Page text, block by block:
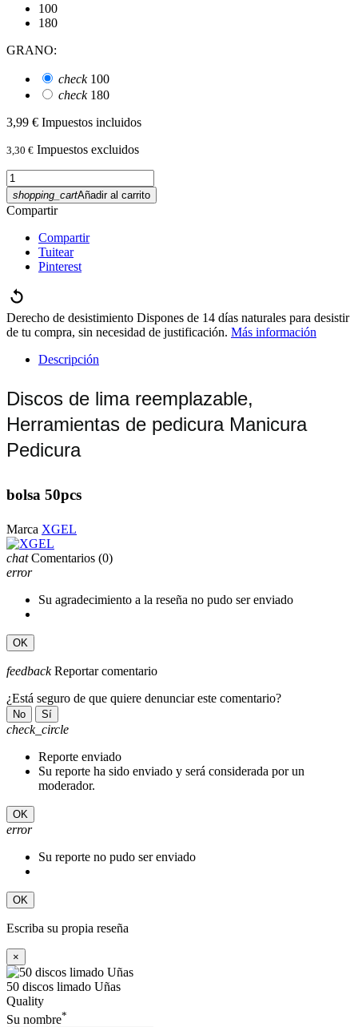
100
180
GRANO:
check 100
check 180
3,99 € Impuestos incluidos
3,30 € Impuestos excluidos
shopping_cartAñadir al carrito
Compartir
Compartir
Tuitear
Pinterest
Derecho de desistimiento Dispones de 14 días naturales para desistir
de tu compra, sin necesidad de justificación. Más información
Descripción
Discos de lima reemplazable,
Herramientas de pedicura Manicura
Pedicura
bolsa 50pcs
Marca XGEL
chat Comentarios (0)
error
Su agradecimiento a la reseña no pudo ser enviado
OK
feedback Reportar comentario
¿Está seguro de que quiere denunciar este comentario?
No Sí
check_circle
Reporte enviado
Su reporte ha sido enviado y será considerada por un
moderador.
OK
error
Su reporte no pudo ser enviado
OK
Escriba su propia reseña
×
50 discos limado Uñas
Quality
Su nombre*